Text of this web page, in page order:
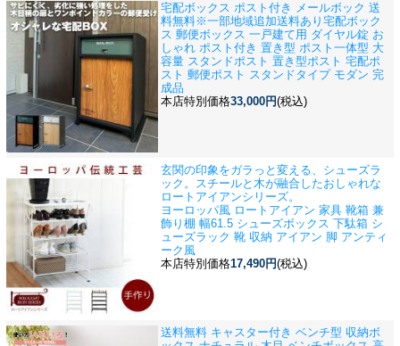
宅配ボックス ポスト付き メールボック 送
料無料※一部地域追加送料あり 宅配ボック
ス 郵便ボックス 一戸建て用 ダイヤル錠 お
しゃれ ポスト付き 置き型 ポスト一体型 大
容量 スタンドポスト 置き型ポスト 宅配ポ
スト 郵便ポスト スタンドタイプ モダン 完
成品
本店特別価格33,000円(税込)
玄関の印象をガラっと変える、シューズラ
ック。スチールと木が融合したおしゃれな
ロートアイアンシリーズ。
ヨーロッパ風 ロートアイアン 家具 靴箱 兼
飾り棚 幅61.5 シューズボックス 下駄箱 シ
ューズラック 靴 収納 アイアン 脚 アンティ
ーク風
本店特別価格17,490円(税込)
送料無料 キャスター付き ベンチ型 収納ボ